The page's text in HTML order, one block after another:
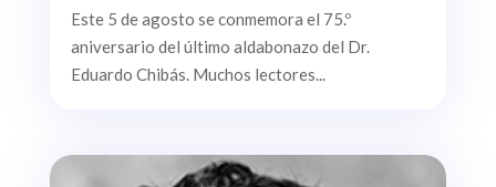
Este 5 de agosto se conmemora el 75.º
aniversario del último aldabonazo del Dr.
Eduardo Chibás. Muchos lectores...